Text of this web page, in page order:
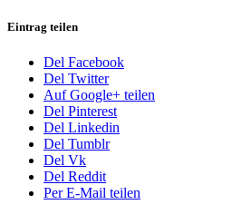
Eintrag teilen
Del Facebook
Del Twitter
Auf Google+ teilen
Del Pinterest
Del Linkedin
Del Tumblr
Del Vk
Del Reddit
Per E-Mail teilen